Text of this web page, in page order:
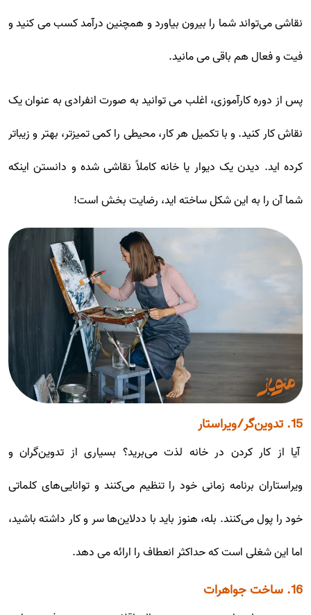
نقاشی می‌تواند شما را بیرون بیاورد و همچنین درآمد کسب می کنید و
فیت و فعال هم باقی می مانید.
پس از دوره کارآموزی، اغلب می توانید به صورت انفرادی به عنوان یک
نقاش کار کنید. و با تکمیل هر کار، محیطی را کمی تمیزتر، بهتر و زیباتر
کرده اید. دیدن یک دیوار یا خانه کاملاً نقاشی شده و دانستن اینکه
شما آن را به این شکل ساخته اید، رضایت بخش است!
15. تدوین‌گر/ویراستار
آیا از کار کردن در خانه لذت می‌برید؟ بسیاری از تدوین‌گران و
ویراستاران برنامه زمانی خود را تنظیم می‌کنند و توانایی‌های کلماتی
خود را پول می‌کنند. بله، هنوز باید با ددلاین‌ها سر و کار داشته باشید،
اما این شغلی است که حداکثر انعطاف را ارائه می دهد.
16. ساخت جواهرات